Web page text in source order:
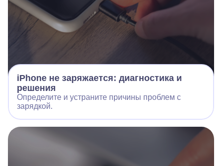
iPhone не заряжается: диагностика и
решения
Определите и устраните причины проблем с
зарядкой.